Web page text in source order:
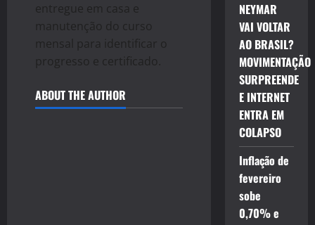
entregue em casa e
manutenção do curso
mensal para identificar o
progresso e certificado.
ABOUT THE AUTHOR
NEYMAR
VAI VOLTAR
AO BRASIL?
MOVIMENTAÇÃO
SURPREENDE
E INTERNET
ENTRA EM
COLAPSO
Inflação de
fevereiro
sobe
0,70% e